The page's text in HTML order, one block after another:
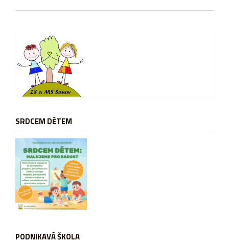
SRDCEM DĚTEM
PODNIKAVÁ ŠKOLA